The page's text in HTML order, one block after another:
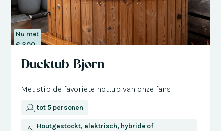
Nu met
€ 300
Ducktub Bjorn
Met stip de favoriete hottub van onze fans.
tot 5 personen
Houtgestookt, elektrisch, hybride of